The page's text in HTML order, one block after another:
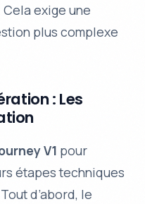
Cela exige une
plus complexe
: Les
V1 pour
étapes techniques
d’abord, le